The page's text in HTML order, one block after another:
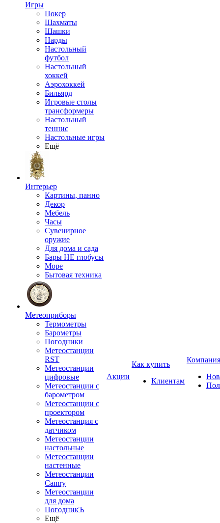
Игры
Покер
Шахматы
Шашки
Нарды
Настольный
футбол
Настольный
хоккей
Аэрохоккей
Бильярд
Игровые столы
трансформеры
Настольный
теннис
Настольные игры
Ещё
Интерьер
Картины, панно
Декор
Мебель
Часы
Сувенирное
оружие
Для дома и сада
Бары НЕ глобусы
Море
Бытовая техника
Метеоприборы
Термометры
Барометры
Погодники
Метеостанции
RST
Метеостанции
цифровые
Метеостанции с
барометром
Метеостанции с
проектором
Метеостанция с
датчиком
Метеостанции
настольные
Метеостанции
настенные
Метеостанции
Camry
Метеостанции
для дома
ПогодникЪ
Ещё
Акции
Как купить
Клиентам
Компания